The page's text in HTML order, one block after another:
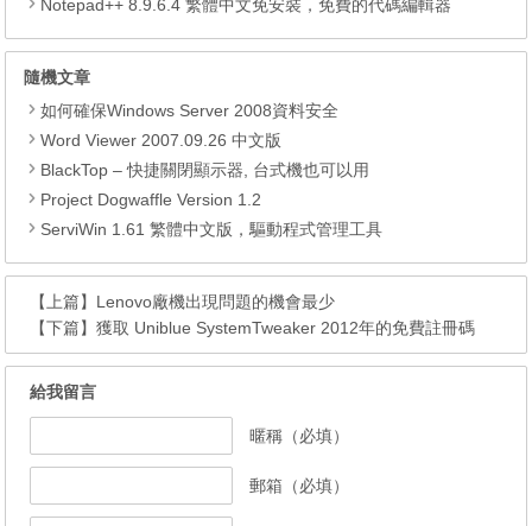
Notepad++ 8.9.6.4 繁體中文免安裝，免費的代碼編輯器
隨機文章
如何確保Windows Server 2008資料安全
Word Viewer 2007.09.26 中文版
BlackTop – 快捷關閉顯示器, 台式機也可以用
Project Dogwaffle Version 1.2
ServiWin 1.61 繁體中文版，驅動程式管理工具
【上篇】 Lenovo廠機出現問題的機會最少
【下篇】獲取 Uniblue SystemTweaker 2012年的免費註冊碼
給我留言
暱稱（必填）
郵箱（必填）